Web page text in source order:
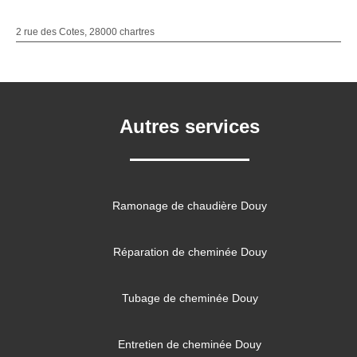
2 rue des Cotes, 28000 chartres
Autres services
Ramonage de chaudière Douy
Réparation de cheminée Douy
Tubage de cheminée Douy
Entretien de cheminée Douy